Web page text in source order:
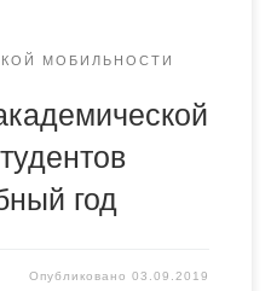
МОБИЛЬНОСТИ
год
Опубликовано03.09.2019